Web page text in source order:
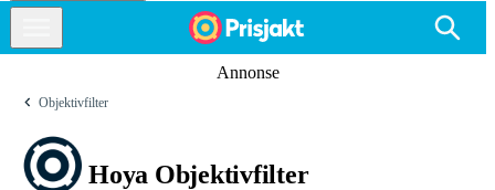
Annonse
Objektivfilter
Hoya Objektivfilter